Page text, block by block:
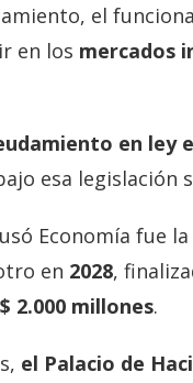
el
en los mercados
en ley
esa legislación
Economía fue
en 2028,
2.000 millones.
el Palacio de